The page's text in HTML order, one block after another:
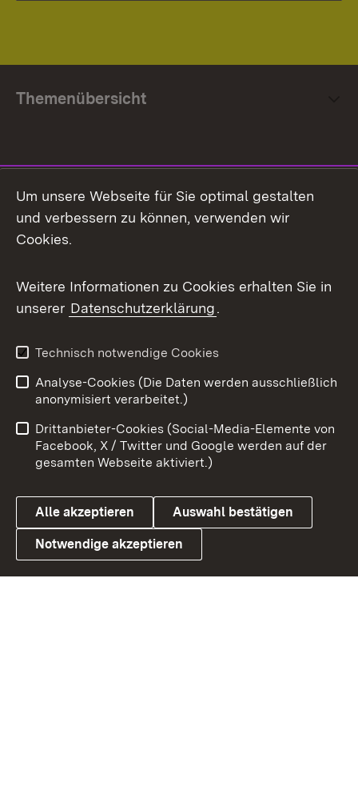
Themenübersicht
Facebook
X / Twitter
Youtube
Link zum Landesportal
Impressum
Kontakt
Barrierefreiheit
Datenschutz
Cookies
Um unsere Webseite für Sie optimal gestalten
und verbessern zu können, verwenden wir
Cookies.
Weitere Informationen zu Cookies erhalten Sie in
unserer Datenschutzerklärung.
Technisch notwendige Cookies
Analyse-Cookies (Die Daten werden ausschließlich
anonymisiert verarbeitet.)
Drittanbieter-Cookies (Social-Media-Elemente von
Facebook, X / Twitter und Google werden auf der
gesamten Webseite aktiviert.)
Alle akzeptieren Auswahl bestätigen
Notwendige akzeptieren